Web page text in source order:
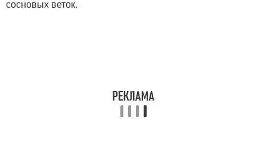
сосновых веток.